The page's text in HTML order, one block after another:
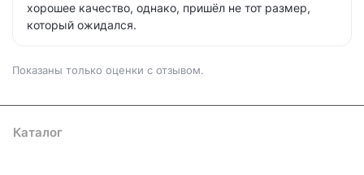
хорошее качество, однако, пришëл не тот размер,
который ожидался.
Показаны только оценки с отзывом.
Каталог